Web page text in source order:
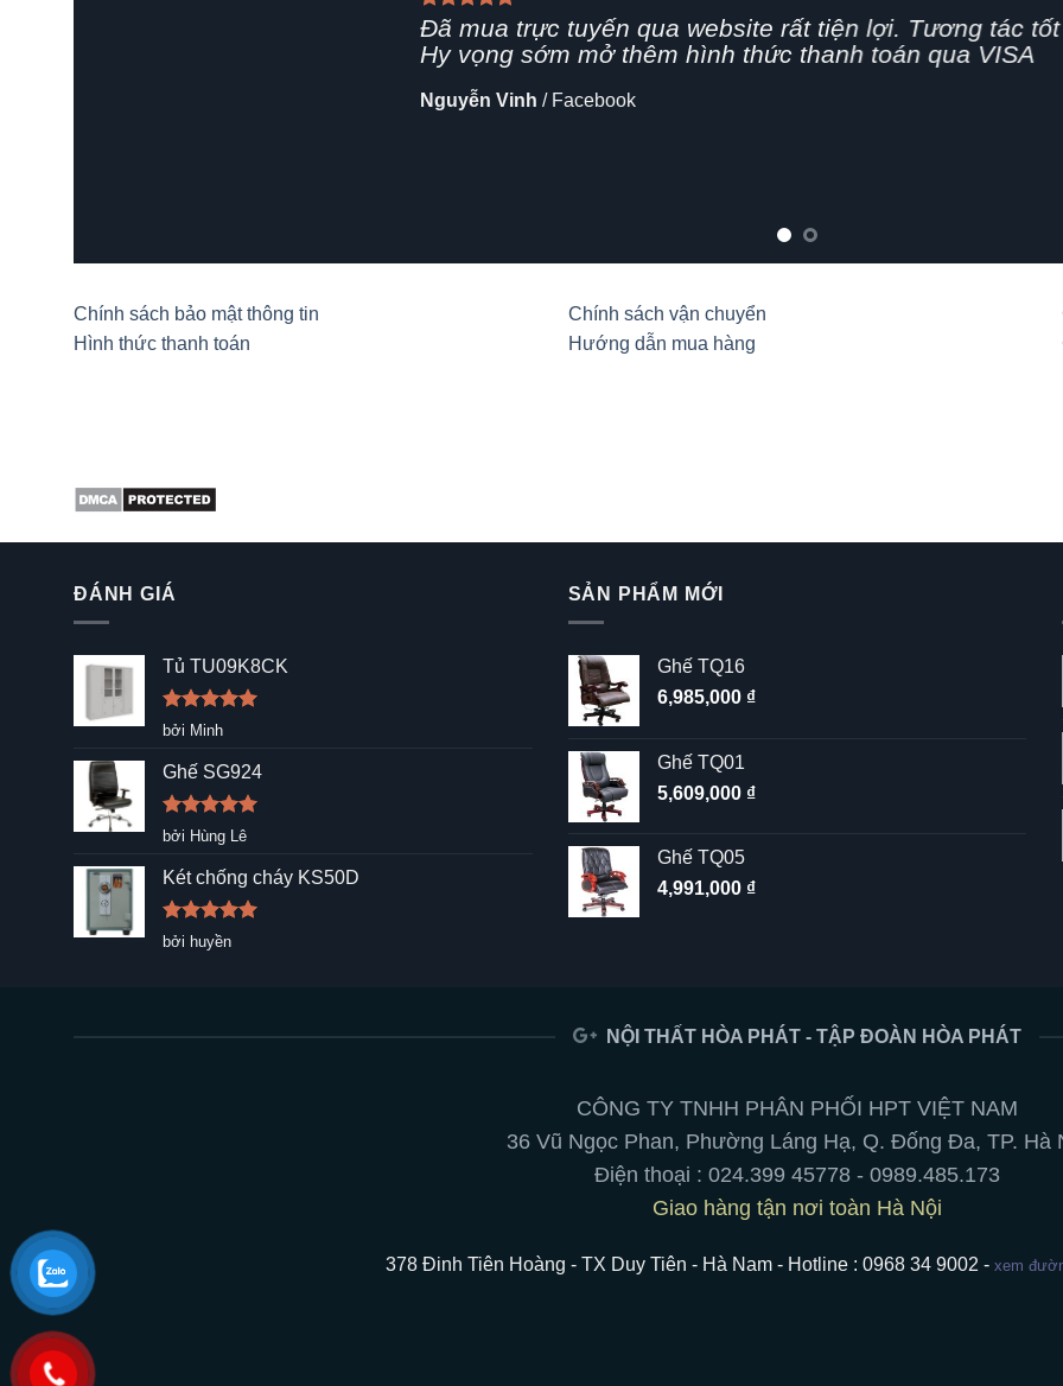
Giao hàng nhanh,
rất chuyên nghiệp, hình thức bán hàng Online đang dần
Shop nên cập nhật thêm tính năng chia sẻ mạng xã hội
Hải Yến / Zalo
Chính sách bảo mật thông tin
Hình thức thanh toán
Chính sách vận chuyển
Hướng dẫn mua hàng
ĐÁNH GIÁ
Tủ TU09K8CK
Được xếp
sao
bởi Minh
Ghế SG924
Được xếp
5
sao
bởi Hùng Lê
Két chống cháy KS50D
Được xếp
hạng5
bởi huyền
SẢN PHẨM MỚI
Ghế TQ16
6,985,000 ₫
Ghế TQ01
5,609,000 ₫
Ghế TQ05
4,991,000 ₫
NỘI THẤT HÒA PHÁT - TẬP ĐOÀN HÒA PHÁT
CÔNG TY TNHH PHÂN PHỐI HPT VIỆT NAM
36 Vũ Ngọc Phan, Phường Láng Hạ, Q. Đống Đa, TP. Hà
Điện thoại : 024.399 45778 - 0989.485.173
Giao hàng tận nơi toàn Hà Nội
378 Đinh Tiên Hoàng - TX Duy Tiên - Hà Nam - Hotline : 0968 34 9002 - xem